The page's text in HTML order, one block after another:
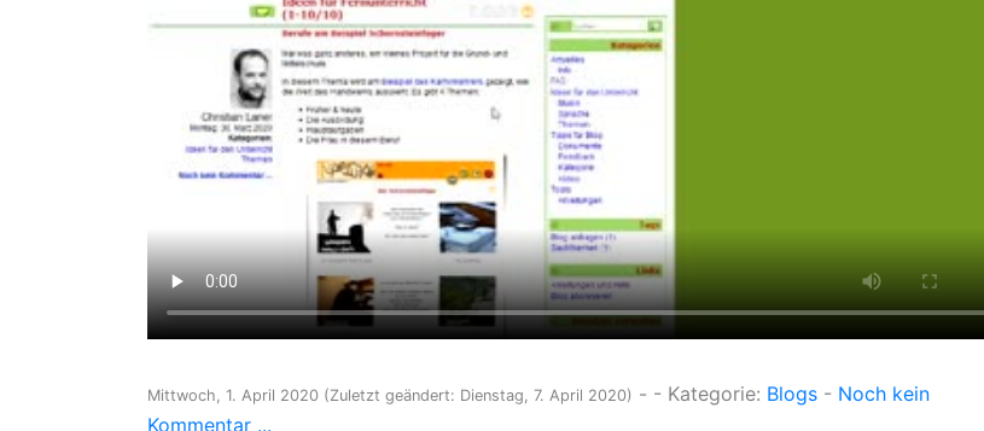
Mittwoch, 1. April 2020 (Zuletzt geändert: Dienstag, 7. April 2020) - - Kategorie: Blogs - Noch kein
Kommentar ...